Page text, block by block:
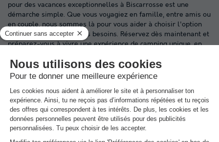
pour des vacances exceptionnelles à Biscarrosse est une
démarche simple. Que vous voyagiez en famille, entre amis ou
en couple, nous sommes là pour vous aider à choisir l'option
qui répond le mieux à vos besoins. Réservez dès maintenant et
préparez-vous à vivre une expérience de camping unique, en
région de Biscarrosse. Profitez de cette occasion pour créer des
souvenirs durables et savourer chaque instant de vos vacances
Nos offres du moment